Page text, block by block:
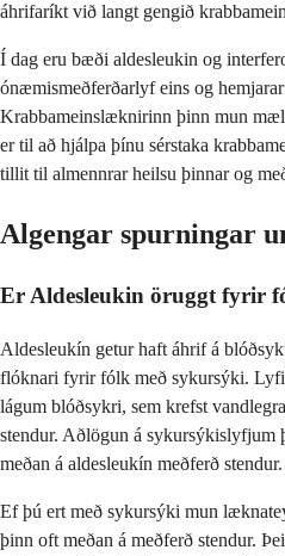
áhrifaríkt við langt gengið
Í dag eru bæði aldesleukin og
ónæmismeðferðarlyf eins og
Krabbameinslæknirinn þinn mun
er til að hjálpa þínu sérstaka
tillit til almennrar heilsu þinnar og
Algengar spurningar
Er Aldesleukin öruggt fyrir
Aldesleukín getur haft áhrif á
flóknari fyrir fólk með sykursýki.
lágum blóðsykri, sem krefst
stendur. Aðlögun á
meðan á aldesleukín meðferð stendur.
Ef þú ert með sykursýki mun
þinn oft meðan á meðferð stendur.